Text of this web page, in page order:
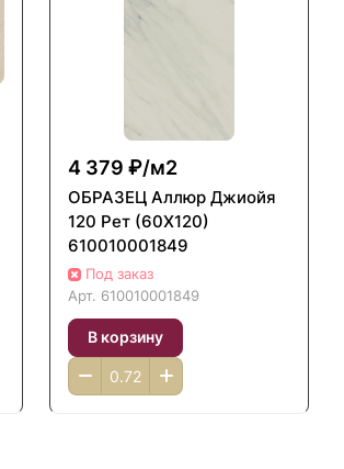
4 379 ₽/м2
ОБРАЗЕЦ Аллюр Джиойя
120 Рет (60X120)
610010001849
Под заказ
Арт. 610010001849
В корзину